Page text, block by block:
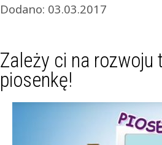
Dodano: 03.03.2017
Zależy ci na rozwoju
piosenkę!